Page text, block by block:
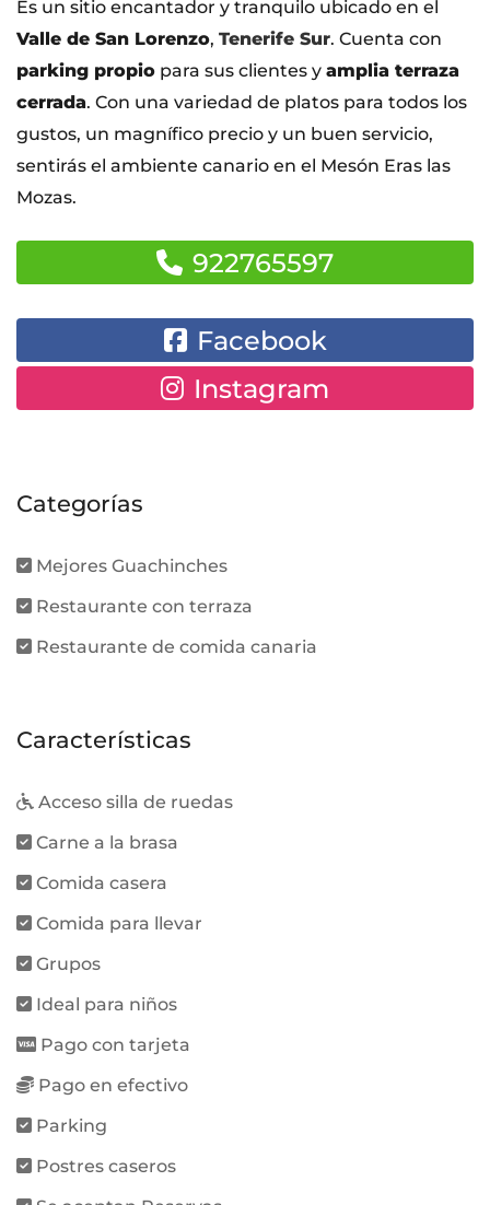
Es un sitio encantador y tranquilo ubicado en el
Valle de San Lorenzo, Tenerife Sur. Cuenta con
parking propio para sus clientes y amplia terraza
cerrada. Con una variedad de platos para todos los
gustos, un magnífico precio y un buen servicio,
sentirás el ambiente canario en el Mesón Eras las
Mozas.
922765597
Facebook
Instagram
Categorías
Mejores Guachinches
Restaurante con terraza
Restaurante de comida canaria
Características
Acceso silla de ruedas
Carne a la brasa
Comida casera
Comida para llevar
Grupos
Ideal para niños
Pago con tarjeta
Pago en efectivo
Parking
Postres caseros